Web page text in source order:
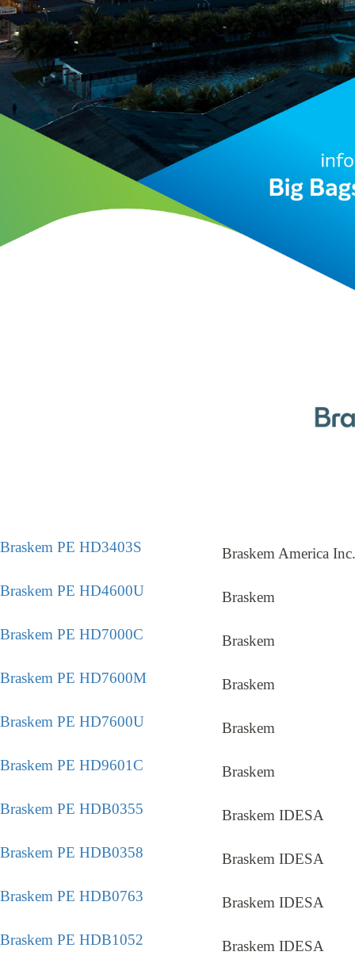
Braskem PE HD3403S Braskem America Inc.
Braskem PE HD4600U Braskem
Braskem PE HD7000C Braskem
Braskem PE HD7600M Braskem
Braskem PE HD7600U Braskem
Braskem PE HD9601C Braskem
Braskem PE HDB0355 Braskem IDESA
Braskem PE HDB0358 Braskem IDESA
Braskem PE HDB0763 Braskem IDESA
Braskem PE HDB1052 Braskem IDESA